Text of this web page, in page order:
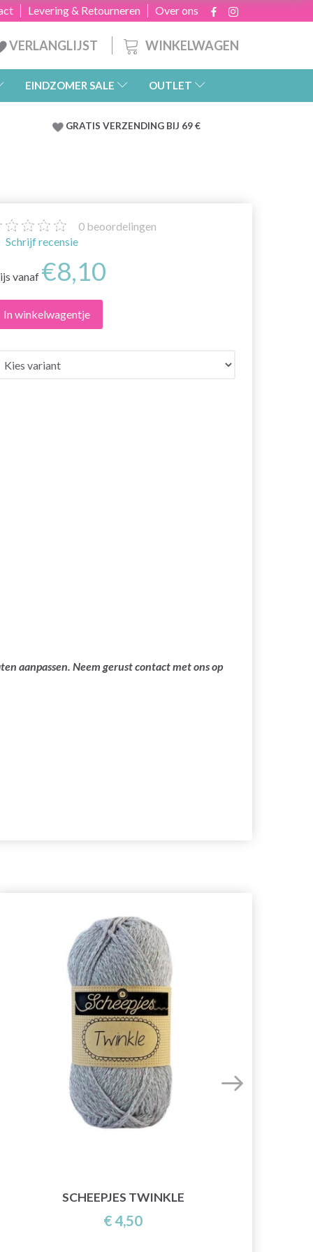
Over ons
Levering & Retourneren
WINKELWAGEN
VERLANGLIJST
EINDZOMER SALE OUTLET
GRATIS VERZENDING BIJ 69 €
0 beoordelingen
Schrijf recensie
vanaf €8,10
In winkelwagentje
aanpassen. Neem gerust contact met ons op
SCHEEPJES TWINKLE
€ 4,50